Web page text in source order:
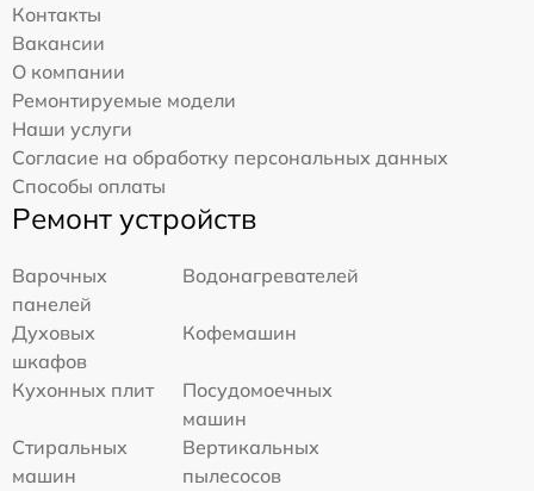
Контакты
Вакансии
О компании
Ремонтируемые модели
Наши услуги
Согласие на обработку персональных данных
Способы оплаты
Ремонт устройств
Варочных
панелей
Водонагревателей
Духовых
шкафов
Кофемашин
Кухонных плит
Посудомоечных
машин
Стиральных
машин
Вертикальных
пылесосов